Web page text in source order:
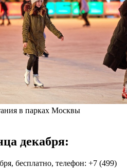
в парках Москвы
декабря:
бесплатно, телефон: +7 (499)